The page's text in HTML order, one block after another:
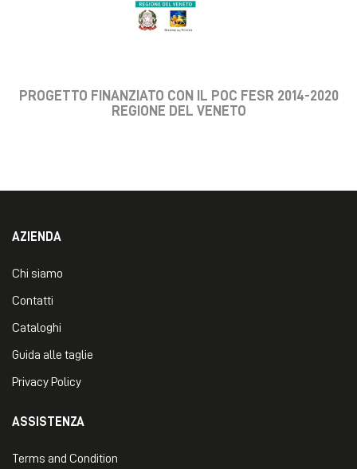
PROGETTO FINANZIATO CON IL POC FESR 2014-2020
REGIONE DEL VENETO
AZIENDA
Chi siamo
Contatti
Cataloghi
Guida alle taglie
Privacy Policy
ASSISTENZA
Terms and Condition